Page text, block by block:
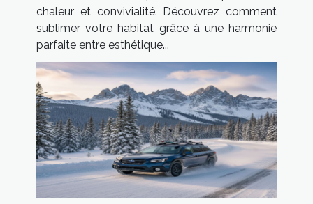
chaleur et convivialité. Découvrez comment
sublimer votre habitat grâce à une harmonie
parfaite entre esthétique...